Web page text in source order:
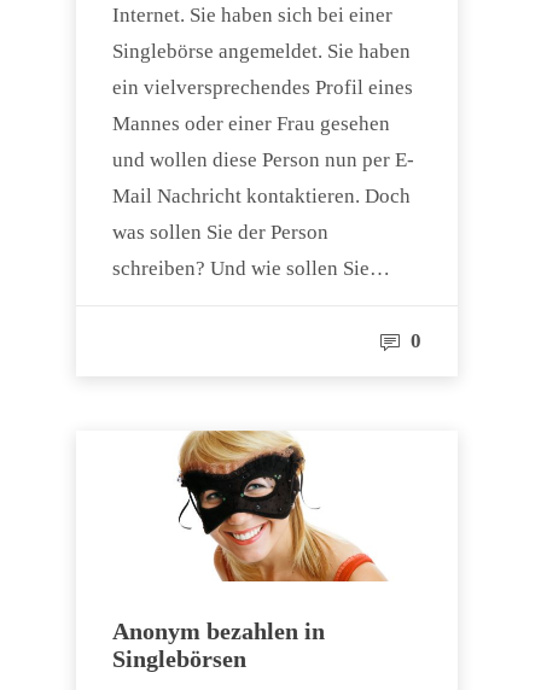
Internet. Sie haben sich bei einer
Singlebörse angemeldet. Sie haben
ein vielversprechendes Profil eines
Mannes oder einer Frau gesehen
und wollen diese Person nun per E-
Mail Nachricht kontaktieren. Doch
was sollen Sie der Person
schreiben? Und wie sollen Sie…
0
Anonym bezahlen in
Singlebörsen